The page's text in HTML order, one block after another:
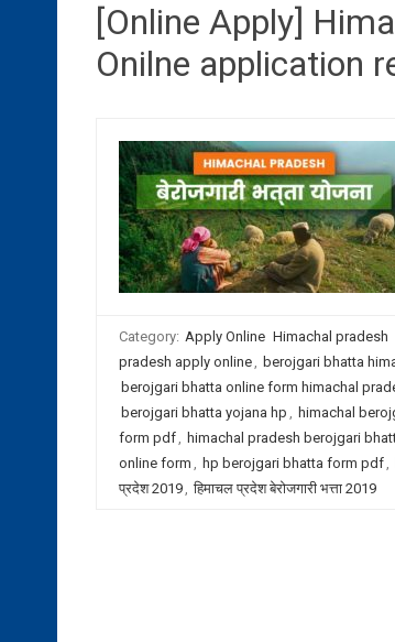
[Online Apply]
Onilne application
Category: Apply Online Himachal pradesh
pradesh apply online, berojgari bhatta
berojgari bhatta online form himachal
berojgari bhatta yojana hp , himachal
form pdf, himachal pradesh berojgari
online form , hp berojgari bhatta form pdf,
प्रदेश 2019, हिमाचल प्रदेश बेरोजगारी भत्ता 2019